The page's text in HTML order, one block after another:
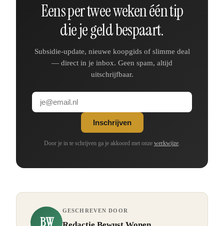
Eens per twee weken één tip
die je geld bespaart.
Subsidie-update, nieuwe koopgids of slimme deal
— direct in je inbox. Geen spam, altijd
uitschrijfbaar.
Inschrijven
Door je in te schrijven ga je akkoord met onze werkwijze.
BW
GESCHREVEN DOOR